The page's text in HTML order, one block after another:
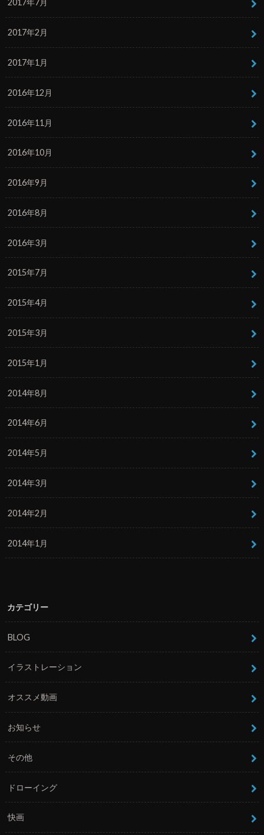
2017年7月
2017年2月
2017年1月
2016年12月
2016年11月
2016年10月
2016年9月
2016年8月
2016年3月
2015年7月
2015年4月
2015年3月
2015年1月
2014年8月
2014年6月
2014年5月
2014年3月
2014年2月
2014年1月
カテゴリー
BLOG
イラストレーション
オススメ動画
お知らせ
その他
ドローイング
快画